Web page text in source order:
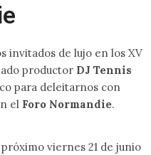
invitados de lujo en los XV
productor DJ Tennis
para deleitarnos con
el Foro Normandie.
viernes 21 de junio